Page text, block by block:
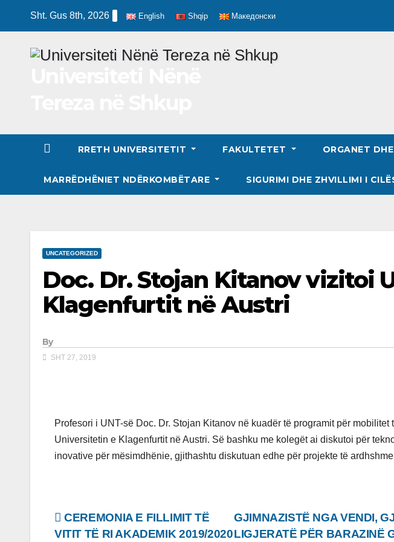
Sht. Gus 8th, 2026 English Shqip Македонски
RRETH UNIVERSITETIT FAKULTETET ORGANET
MARRËDHËNIET NDËRKOMBËTARE SIGURIMI DHE ZHVILLIMI I
UNCATEGORIZED
Doc. Dr. Stojan Kitanov vizitoi
Klagenfurtit në Austri
By
SHT 27, 2019
Profesori i UNT-së Doc. Dr. Stojan Kitanov në kuadër të programit për
Universitetin e Klagenfurtit në Austri. Së bashku me kolegët ai diskutoi për
inovative për mësimdhënie, gjithashtu diskutuan edhe për projekte të
Lëvizje
GJIMNAZISTË NGA VENDI,
LIGJERATË PËR BARAZINË
CEREMONIA E FILLIMIT TË
VITIT TË RI AKADEMIK 2019/2020